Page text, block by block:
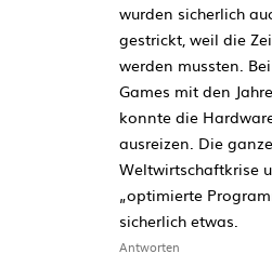
wurden sicherlich
gestrickt, weil die
werden mussten.
Games mit den
konnte die
ausreizen. Die
Weltwirtschaftkrise
„optimierte
sicherlich etwas.
Antworten